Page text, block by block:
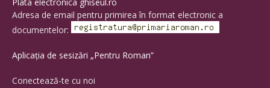
Adresa de email pentru primirea în format electronic a
documentelor:
Aplicația de sesizări „Pentru Roman”
Conectează-te cu noi